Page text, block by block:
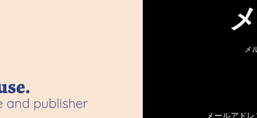
レット・オブ・アス｜
逃げるほどに出会っ
メ
メールアドレ